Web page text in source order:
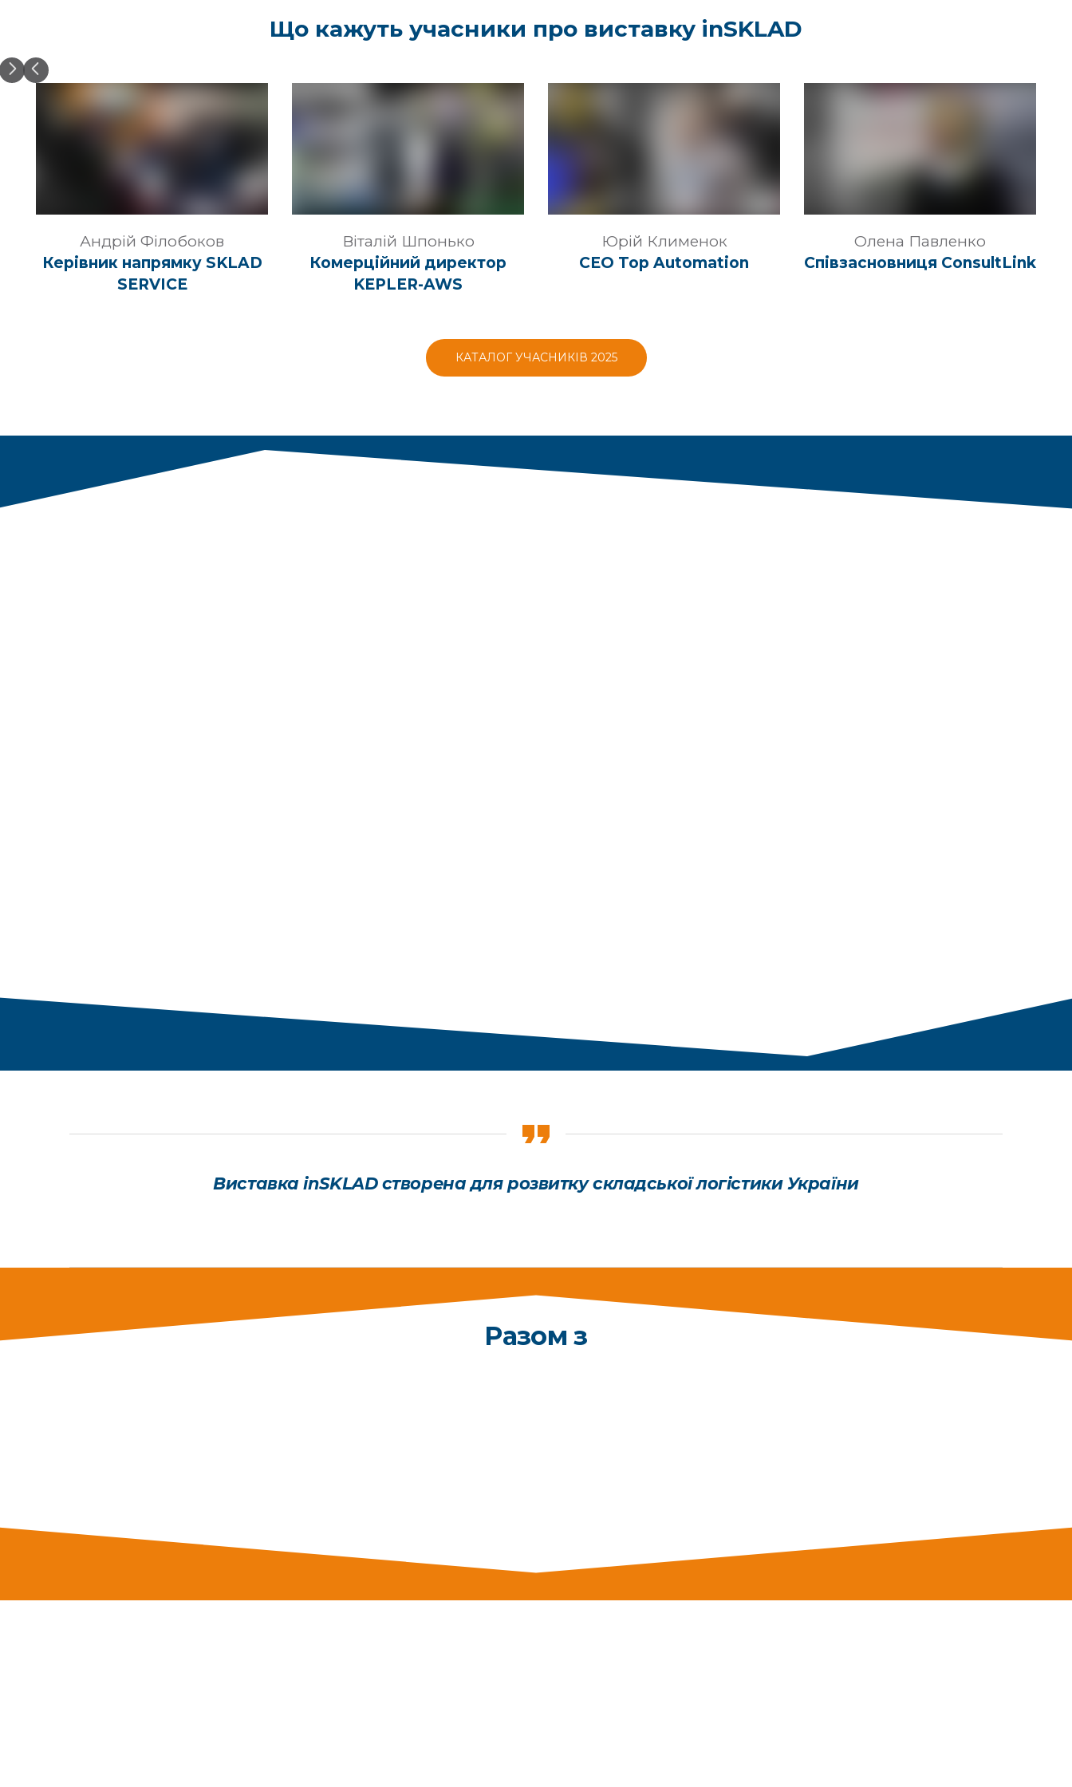
Що кажуть учасники про виставку inSKLAD
Андрій Філобоков
Керівник напрямку SKLAD
SERVICE
Віталій Шпонько
Комерційний директор
KEPLER-AWS
Юрій Клименок
CEO Top Automation
Олена Павленко
Співзасновниця ConsultLink
КАТАЛОГ УЧАСНИКІВ 2025
Виставка inSKLAD створена для розвитку складської логістики України
Разом з